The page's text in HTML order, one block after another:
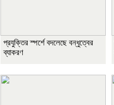
প্রযুক্তির স্পর্শে বদলেছে বন্ধুত্বের
ব্যাকরণ